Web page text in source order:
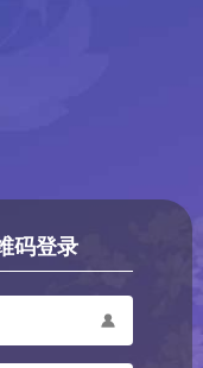
码登录